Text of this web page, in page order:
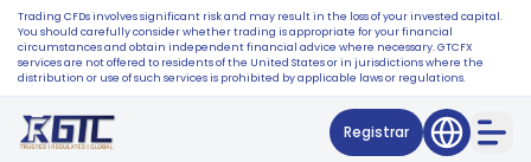
Trading CFDs involves significant risk and may result in the loss of your invested capital.
You should carefully consider whether trading is appropriate for your financial
circumstances and obtain independent financial advice where necessary. GTCFX
services are not offered to residents of the United States or in jurisdictions where the
distribution or use of such services is prohibited by applicable laws or regulations.
Registrar